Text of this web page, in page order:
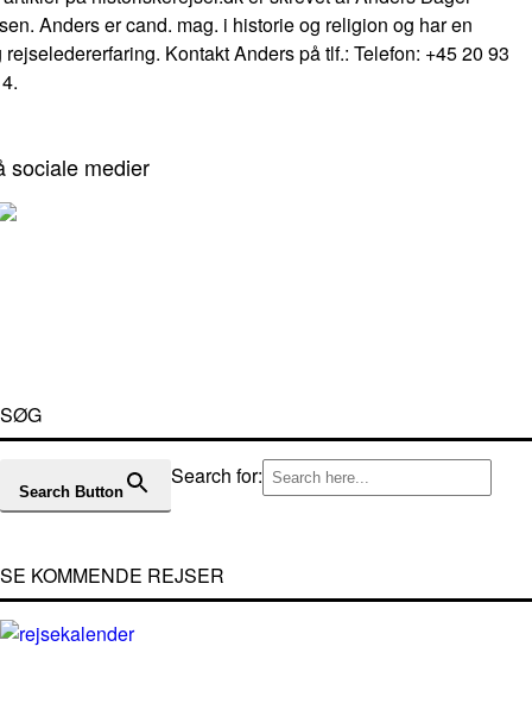
Anders er cand. mag. i historie og religion og har en
rejseledererfaring. Kontakt Anders på tlf.: Telefon: +45 20 93
sociale medier
SØG
Search for:
Search Button
SE KOMMENDE REJSER